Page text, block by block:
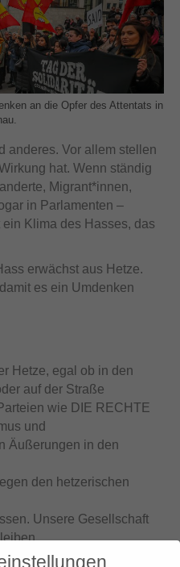
an die Opfer des Attentats in
anderes. Vor allem stellen
hat. Wenn ständig
Migrant*innen,
in Parlamenten –
Klima des Hasses, das
erwächst aus Hetze.
es ein Umdenken
Hetze, egal ob in den
auf der Straße
wie DIE RECHTE
und
Äußerungen in den
den hetzerischen
Unsere Gesellschaft